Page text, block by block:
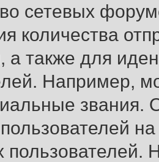
сетевых
количества
а также для
Например,
звания.